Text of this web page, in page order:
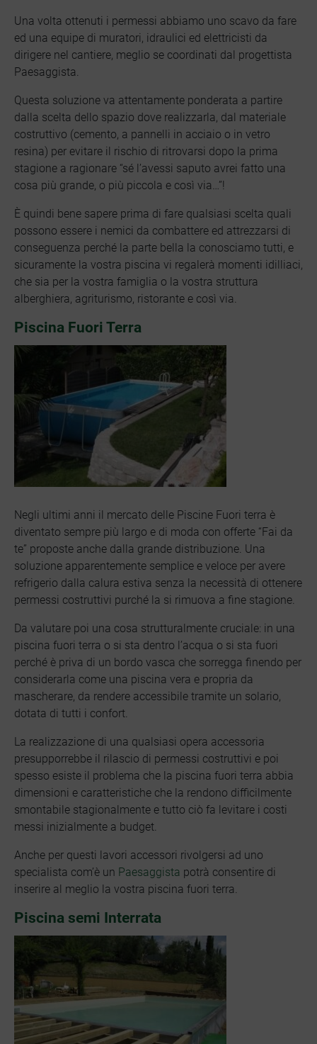
Una volta ottenuti i permessi abbiamo uno scavo da fare
ed una equipe di muratori, idraulici ed elettricisti da
dirigere nel cantiere, meglio se coordinati dal progettista
Paesaggista.
Questa soluzione va attentamente ponderata a partire
dalla scelta dello spazio dove realizzarla, dal materiale
costruttivo (cemento, a pannelli in acciaio o in vetro
resina) per evitare il rischio di ritrovarsi dopo la prima
stagione a ragionare “sé l’avessi saputo avrei fatto una
cosa più grande, o più piccola e così via…”!
È quindi bene sapere prima di fare qualsiasi scelta quali
possono essere i nemici da combattere ed attrezzarsi di
conseguenza perché la parte bella la conosciamo tutti, e
sicuramente la vostra piscina vi regalerà momenti idilliaci,
che sia per la vostra famiglia o la vostra struttura
alberghiera, agriturismo, ristorante e così via.
Piscina Fuori Terra
Negli ultimi anni il mercato delle Piscine Fuori terra è
diventato sempre più largo e di moda con offerte “Fai da
te” proposte anche dalla grande distribuzione. Una
soluzione apparentemente semplice e veloce per avere
refrigerio dalla calura estiva senza la necessità di ottenere
permessi costruttivi purché la si rimuova a fine stagione.
Da valutare poi una cosa strutturalmente cruciale: in una
piscina fuori terra o si sta dentro l’acqua o si sta fuori
perché è priva di un bordo vasca che sorregga finendo per
considerarla come una piscina vera e propria da
mascherare, da rendere accessibile tramite un solario,
dotata di tutti i confort.
La realizzazione di una qualsiasi opera accessoria
presupporrebbe il rilascio di permessi costruttivi e poi
spesso esiste il problema che la piscina fuori terra abbia
dimensioni e caratteristiche che la rendono difficilmente
smontabile stagionalmente e tutto ciò fa levitare i costi
messi inizialmente a budget.
Anche per questi lavori accessori rivolgersi ad uno
specialista com’è un Paesaggista potrà consentire di
inserire al meglio la vostra piscina fuori terra.
Piscina semi Interrata